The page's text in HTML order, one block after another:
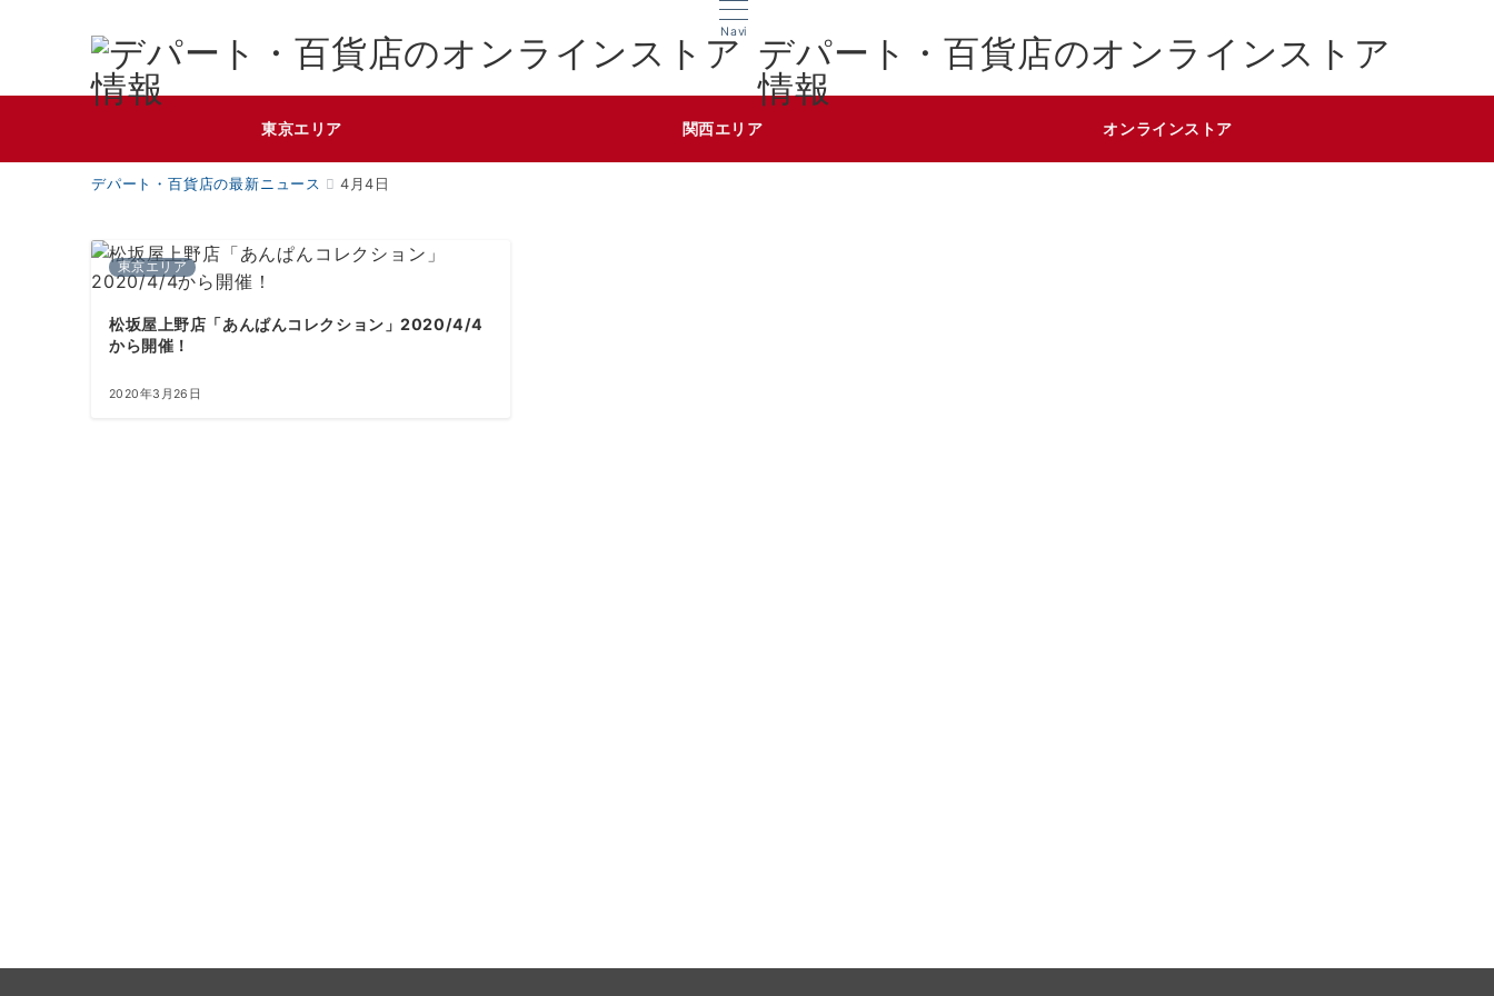
Navi
デパート・百貨店のオンラインストア
情報
東京エリア 関西エリア オンラインストア
デパート・百貨店の最新ニュース 4月4日
東京エリア
松坂屋上野店「あんぱんコレクション」2020/4/4
から開催！
2020年3月26日